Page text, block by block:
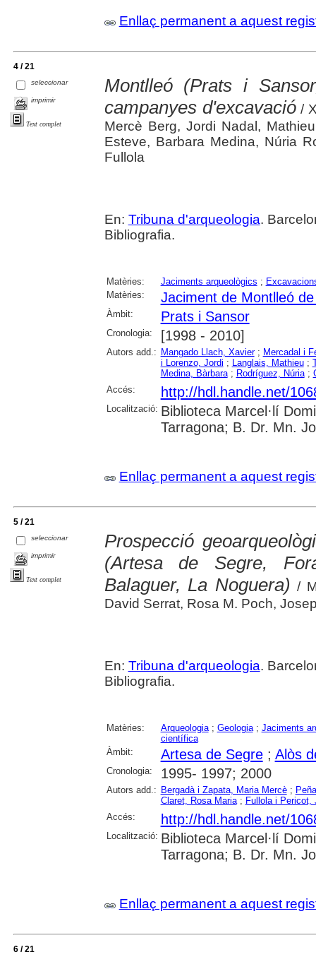
Enllaç permanent a aquest
4 / 21
seleccionar
imprimir
Text complet
Montlleó (Prats i
campanyes d'excavació/
Mercè Berg, Jordi Nadal,
Esteve, Barbara Medina, Núria
Fullola
En: Tribuna d'arqueologia.
Bibliografia.
Matèries: Jaciments arqueològics ;
Matèries:
Jaciment de Montlleó
Àmbit: Prats i Sansor
Cronologia: [1998 - 2010]
Autors add.: Mangado Llach, Xavier; Mercadal i
i Lorenzo, Jordi ; Langlais, Mathieu;
Medina, Bàrbara; Rodríguez, Núria;
Accés:
http://hdl.handle.net/
Localització: Biblioteca Marcel·lí
Tarragona; B. Dr. Mn.
Enllaç permanent a aquest
5 / 21
seleccionar
imprimir
Text complet
Prospecció
(Artesa de Segre,
Balaguer, La Noguera) /
David Serrat, Rosa M. Poch,
En: Tribuna d'arqueologia.
Bibliografia.
Matèries: Arqueologia; Geologia; Jaciments
científica
Àmbit:
Artesa de Segre; Alòs
Cronologia: 1995- 1997; 2000
Autors add.: Bergadà i Zapata, Maria Mercè;
Claret, Rosa Maria; Fullola i Pericot,
Accés:
http://hdl.handle.net/
Localització: Biblioteca Marcel·lí
Tarragona; B. Dr. Mn.
Enllaç permanent a aquest
6 / 21